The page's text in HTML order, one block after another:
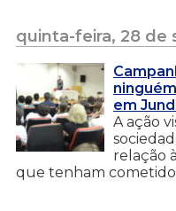
quinta-feira, 28 de
em
A ação
relação
que tenham